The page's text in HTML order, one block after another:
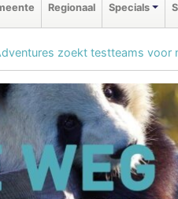
Regionaal Specials
zoekt testteams voor